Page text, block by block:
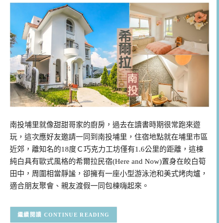
南投埔里就像甜甜哥家的廚房，過去在讀書時期很常跑來遊
玩，這次應好友邀請一同到南投埔里，住宿地點就在埔里市區
近郊，離知名的18度Ｃ巧克力工坊僅有1.6公里的距離，這棟
純白具有歐式風格的希爾拉民宿(Here and Now)置身在皎白筍
田中，周圍相當靜謐，卻擁有一座小型游泳池和美式烤肉爐，
適合朋友聚會、親友渡假一同包棟嗨起來。
CONTINUE READING